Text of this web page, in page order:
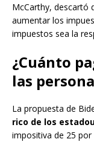
McCarthy, descartó
aumentar los
impuestos sea la
¿Cuánto
las
La propuesta de
rico de los
impositiva de 25 por